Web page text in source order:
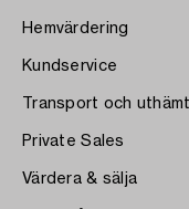
Hemvärdering
Kundservice
Transport och
Private Sales
Värdera & sälja